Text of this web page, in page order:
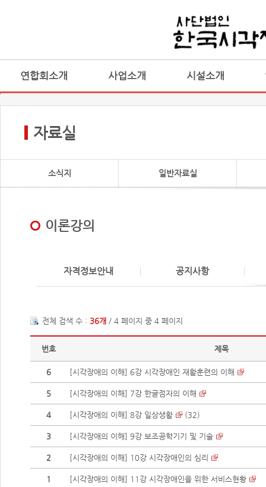
연합회소개 사업소개 시설소개
자료실
소식지 일반자료실
이론강의
자격정보안내 공지사항
전체 검색 수 : 36개 / 4 페이지 중 4 페이지
번호 제목
6 [시각장애의 이해] 6강 시각장애인 재활훈련의 이해
5 [시각장애의 이해] 7강 한글점자의 이해
4 [시각장애의 이해] 8강 일상생활 (32)
3 [시각장애의 이해] 9강 보조공학기기 및 기술
2 [시각장애의 이해] 10강 시각장애인의 심리
1 [시각장애의 이해] 11강 시각장애인을 위한 서비스현황